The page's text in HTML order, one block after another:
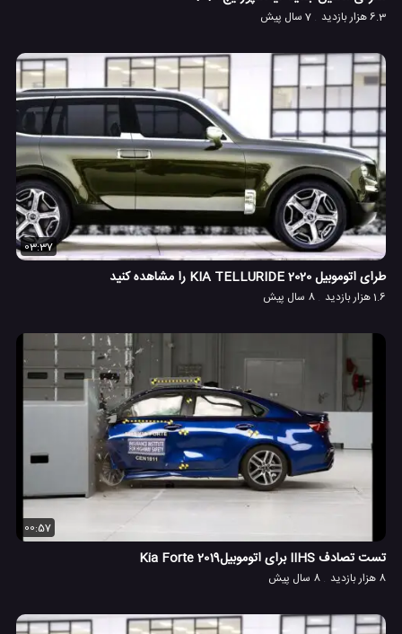
6.3 هزار بازدید 7 سال پیش
03:37
طرای اتوموبیل 2020 KIA TELLURIDE را مشاهده کنید
1.6 هزار بازدید 8 سال پیش
00:57
تست تصادف IIHS برای اتوموبیل2019 Kia Forte
8 هزار بازدید 8 سال پیش